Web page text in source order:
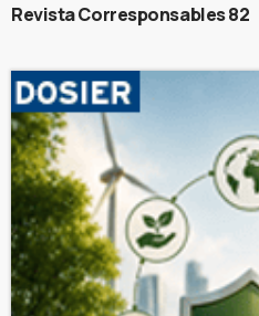
Revista Corresponsables 82